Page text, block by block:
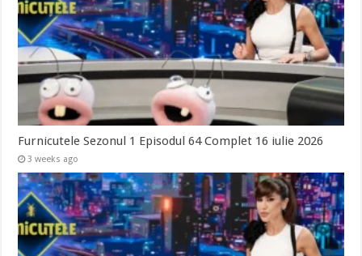
Furnicutele Sezonul 1 Episodul 64 Complet 16 iulie 2026
3 weeks ago